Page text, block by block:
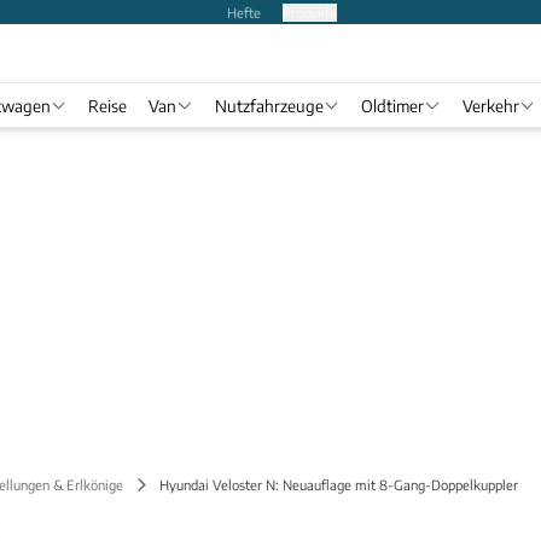
Hefte
Reise Van Nutzfahrzeuge Oldtimer Verkehr
& Erlkönige Hyundai Veloster N: Neuauflage mit 8-Gang-Doppelkuppler